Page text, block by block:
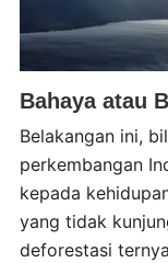
Bahaya atau
Belakangan ini,
perkembangan
kepada
yang tidak
deforestasi